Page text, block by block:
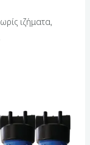
ιζήματα,